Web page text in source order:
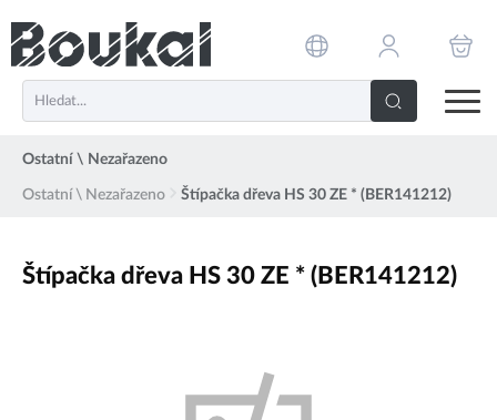
Ostatní \ Nezařazeno
Ostatní \ Nezařazeno Štípačka dřeva HS 30 ZE * (BER141212)
Štípačka dřeva HS 30 ZE * (BER141212)